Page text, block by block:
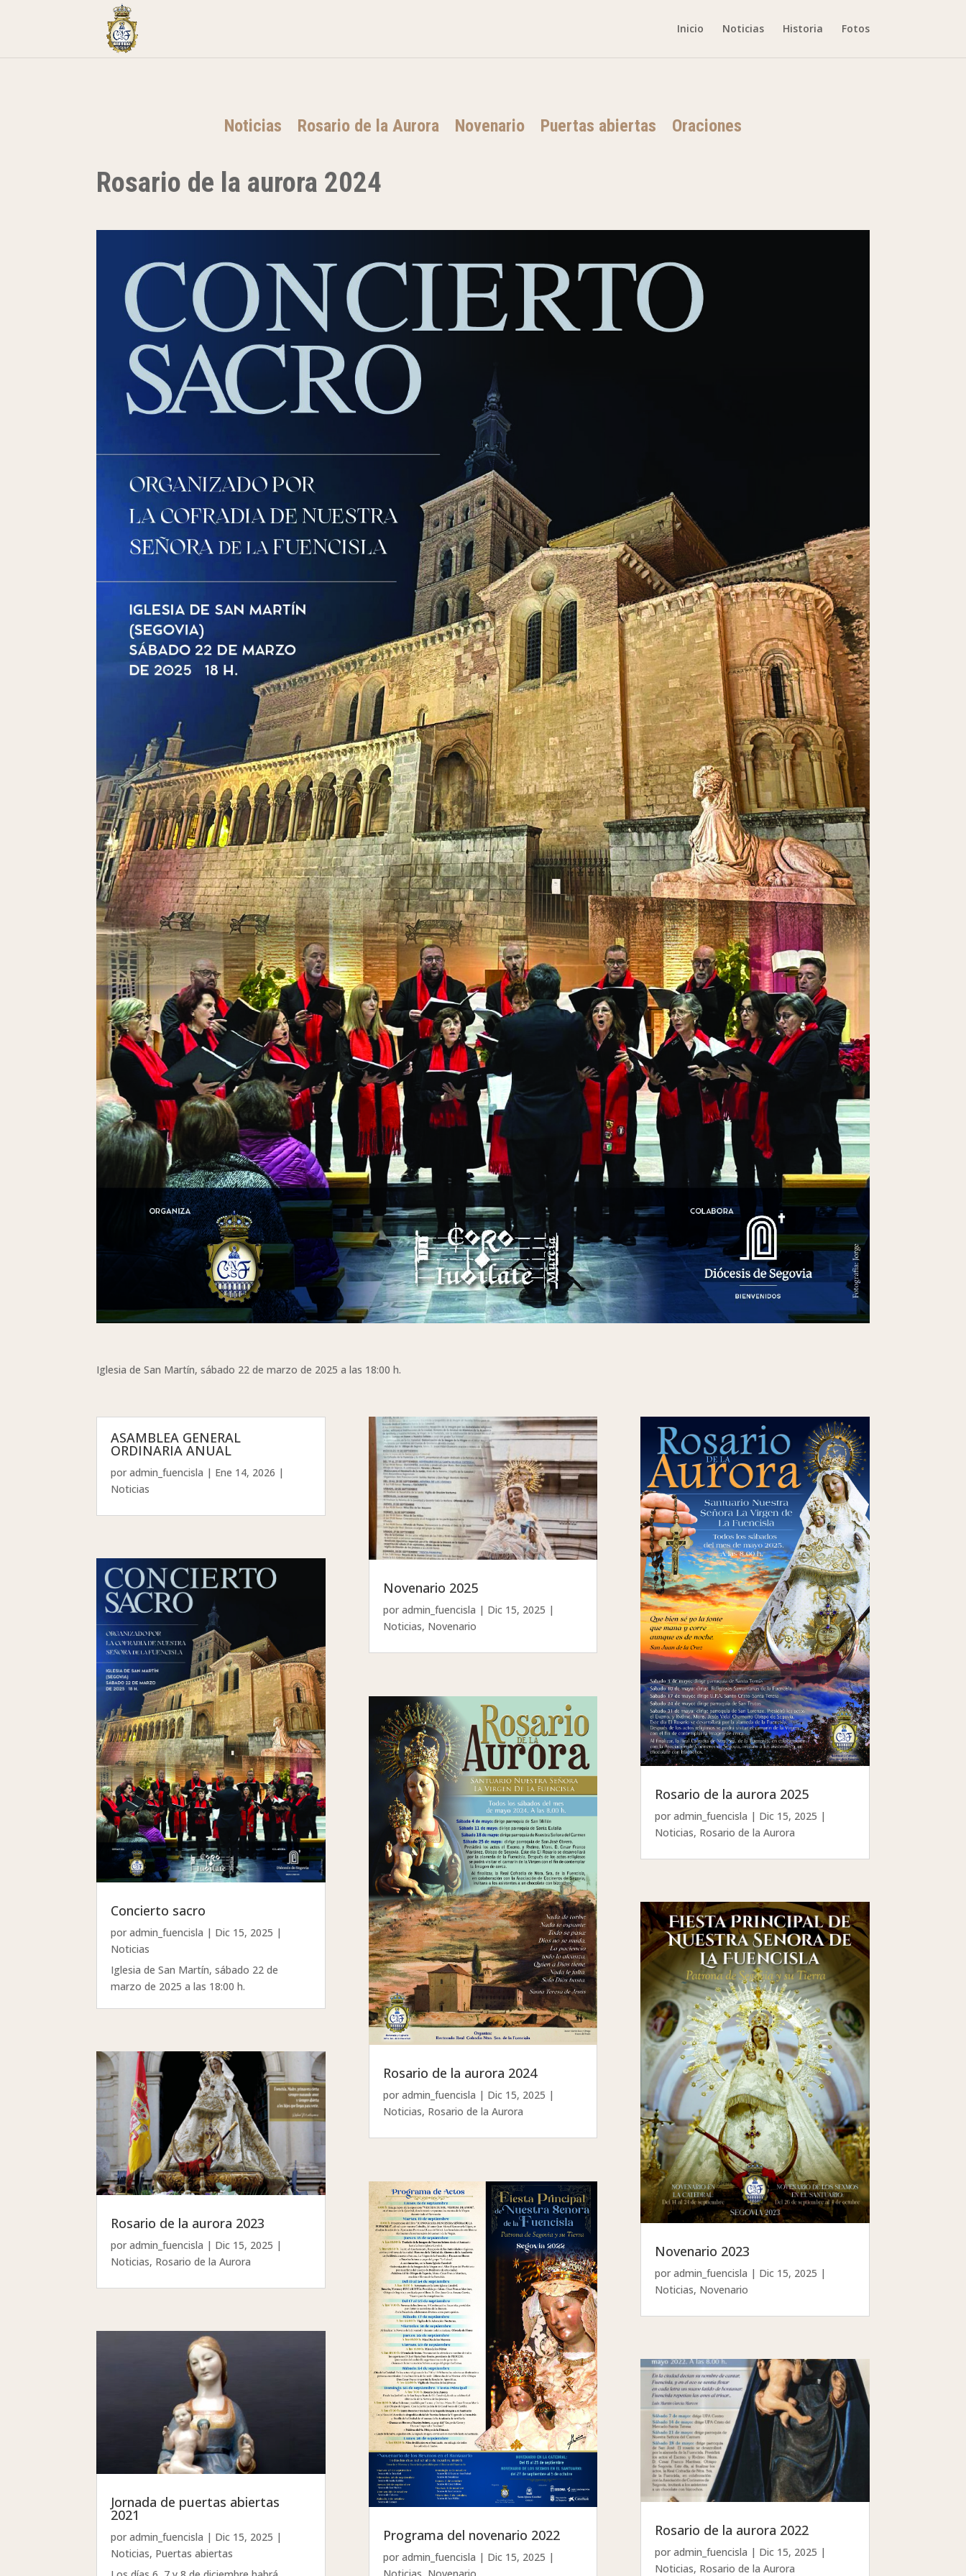
Inicio Noticias Historia Fotos
Noticias Rosario de la Aurora Novenario Puertas abiertas Oraciones
Rosario de la aurora 2024
Iglesia de San Martín, sábado 22 de marzo de 2025 a las 18:00 h.
ASAMBLEA GENERAL
ORDINARIA ANUAL
poradmin_fuencisla | Ene 14, 2026 |
Noticias
Concierto sacro
poradmin_fuencisla | Dic 15, 2025 |
Noticias
Iglesia de San Martín, sábado 22 de
marzo de 2025 a las 18:00 h.
Rosario de la aurora 2023
poradmin_fuencisla | Dic 15, 2025 |
Noticias, Rosario de la Aurora
Jornada de puertas abiertas
2021
poradmin_fuencisla | Dic 15, 2025 |
Noticias, Puertas abiertas
Novenario 2025
por admin_fuencisla | Dic 15, 2025 |
Noticias, Novenario
Rosario de la aurora 2024
por admin_fuencisla | Dic 15, 2025 |
Noticias, Rosario de la Aurora
Programa del novenario 2022
por admin_fuencisla | Dic 15, 2025 |
Rosario de la aurora 2025
por admin_fuencisla | Dic 15, 2025 |
Noticias, Rosario de la Aurora
Novenario 2023
por admin_fuencisla | Dic 15, 2025 |
Noticias, Novenario
Rosario de la aurora 2022
por admin_fuencisla | Dic 15, 2025 |
Noticias, Rosario de la Aurora